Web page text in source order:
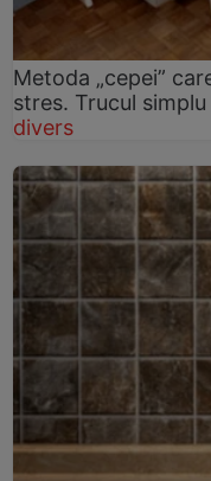
Metoda „cepei”
stres. Trucul
divers